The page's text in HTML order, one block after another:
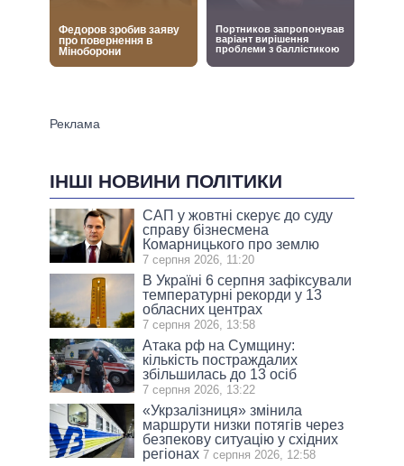
ІНШІ НОВИНИ ПОЛІТИКИ
САП у жовтні скерує до суду
справу бізнесмена
Комарницького про землю
7 серпня 2026, 11:20
В Україні 6 серпня зафіксували
температурні рекорди у 13
обласних центрах
7 серпня 2026, 13:58
Атака рф на Сумщину:
кількість постраждалих
збільшилась до 13 осіб
7 серпня 2026, 13:22
«Укрзалізниця» змінила
маршрути низки потягів через
безпекову ситуацію у східних
регіонах 7 серпня 2026, 12:58